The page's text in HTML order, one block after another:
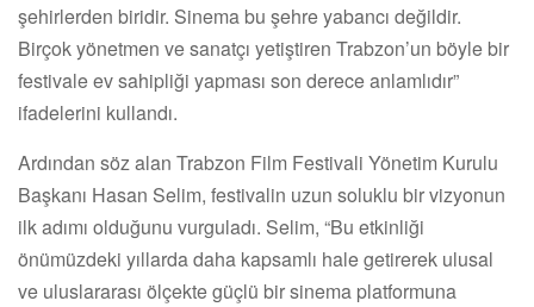
şehirlerden biridir. Sinema bu şehre yabancı değildir.
Birçok yönetmen ve sanatçı yetiştiren Trabzon’un böyle bir
festivale ev sahipliği yapması son derece anlamlıdır”
ifadelerini kullandı.
Ardından söz alan Trabzon Film Festivali Yönetim Kurulu
Başkanı Hasan Selim, festivalin uzun soluklu bir vizyonun
ilk adımı olduğunu vurguladı. Selim, “Bu etkinliği
önümüzdeki yıllarda daha kapsamlı hale getirerek ulusal
ve uluslararası ölçekte güçlü bir sinema platformuna